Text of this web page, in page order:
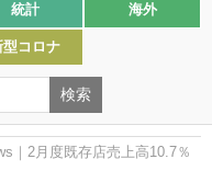
統計 海外
型コロナ
｜2月度既存店売上高10.7％